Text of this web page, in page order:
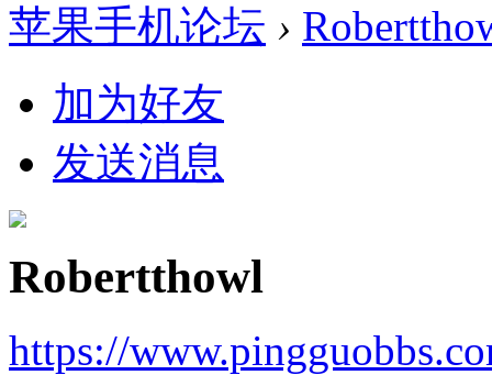
苹果手机论坛 ›
加为好友
发送消息
Robertthowl
https://